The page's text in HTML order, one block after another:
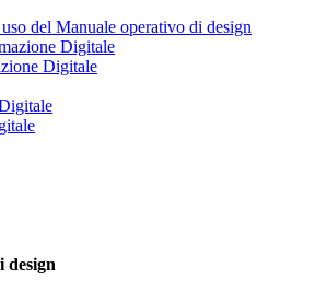
del Manuale operativo di design
Digitale
design